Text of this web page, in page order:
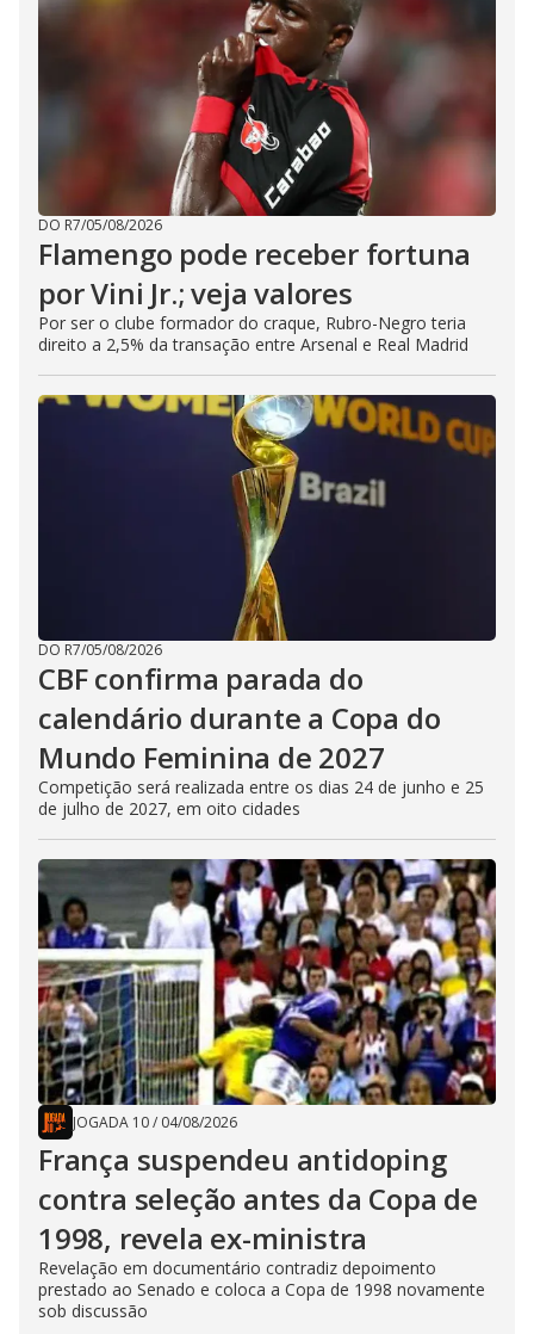
DO R7/05/08/2026
Flamengo pode receber fortuna
por Vini Jr.; veja valores
Por ser o clube formador do craque, Rubro-Negro teria
direito a 2,5% da transação entre Arsenal e Real Madrid
DO R7/05/08/2026
CBF confirma parada do
calendário durante a Copa do
Mundo Feminina de 2027
Competição será realizada entre os dias 24 de junho e 25
de julho de 2027, em oito cidades
JOGADA 10/ 04/08/2026
França suspendeu antidoping
contra seleção antes da Copa de
1998, revela ex-ministra
Revelação em documentário contradiz depoimento
prestado ao Senado e coloca a Copa de 1998 novamente
sob discussão